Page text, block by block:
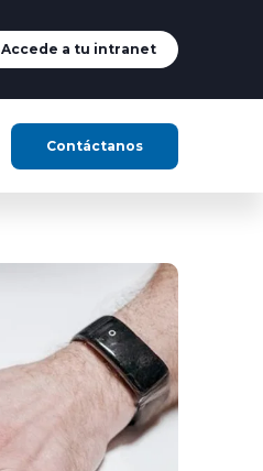
Accede a tu intranet
Contáctanos